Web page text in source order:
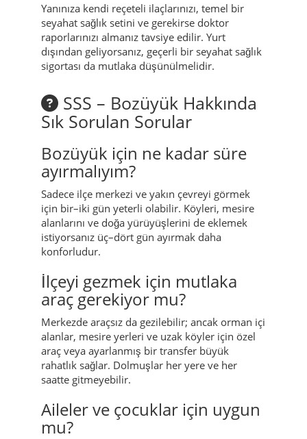
Yanınıza kendi reçeteli ilaçlarınızı, temel bir
seyahat sağlık setini ve gerekirse doktor
raporlarınızı almanız tavsiye edilir. Yurt
dışından geliyorsanız, geçerli bir seyahat sağlık
sigortası da mutlaka düşünülmelidir.
SSS – Bozüyük Hakkında
Sık Sorulan Sorular
Bozüyük için ne kadar süre
ayırmalıyım?
Sadece ilçe merkezi ve yakın çevreyi görmek
için bir–iki gün yeterli olabilir. Köyleri, mesire
alanlarını ve doğa yürüyüşlerini de eklemek
istiyorsanız üç–dört gün ayırmak daha
konforludur.
İlçeyi gezmek için mutlaka
araç gerekiyor mu?
Merkezde araçsız da gezilebilir; ancak orman içi
alanlar, mesire yerleri ve uzak köyler için özel
araç veya ayarlanmış bir transfer büyük
rahatlık sağlar. Dolmuşlar her yere ve her
saatte gitmeyebilir.
Aileler ve çocuklar için uygun
mu?